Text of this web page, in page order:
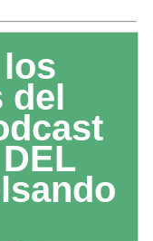
del